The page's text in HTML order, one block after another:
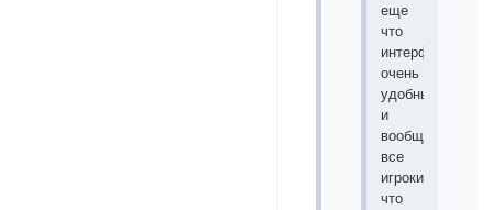
еще
что
интерфейс
очень
удобный
и
вообще
все
игроки
что